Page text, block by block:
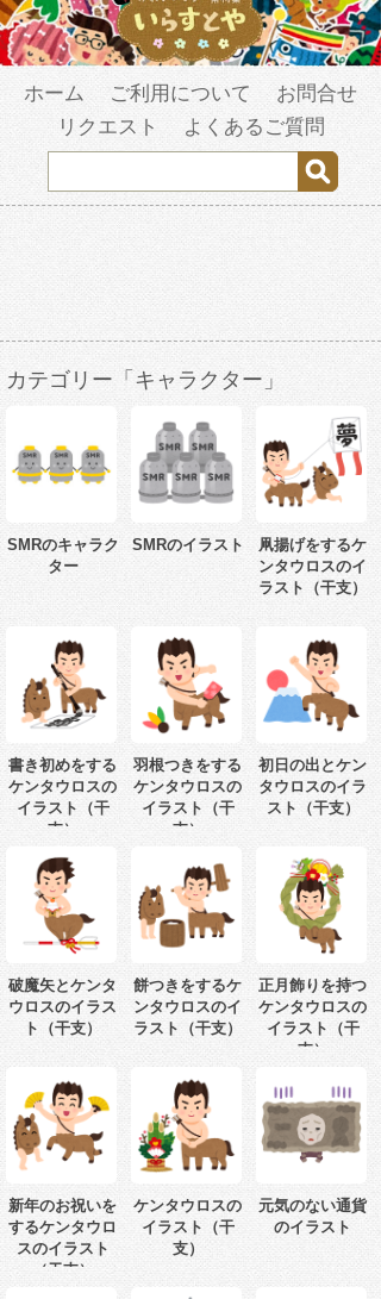
ホーム ご利用について
お問合せ
リクエスト
よくあるご質問
カテゴリー「キャラクター」
SMRのキャラク
ター
SMRのイラスト
凧揚げをするケ
ンタウロスのイ
ラスト（干支）
書き初めをする
ケンタウロスの
イラスト（干
支）
羽根つきをする
ケンタウロスの
イラスト（干
支）
初日の出とケン
タウロスのイラ
スト（干支）
破魔矢とケンタ
ウロスのイラス
ト（干支）
餅つきをするケ
ンタウロスのイ
ラスト（干支）
正月飾りを持つ
ケンタウロスの
イラスト（干
支）
新年のお祝いを
するケンタウロ
スのイラスト
（干支）
ケンタウロスの
イラスト（干
支）
元気のない通貨
のイラスト